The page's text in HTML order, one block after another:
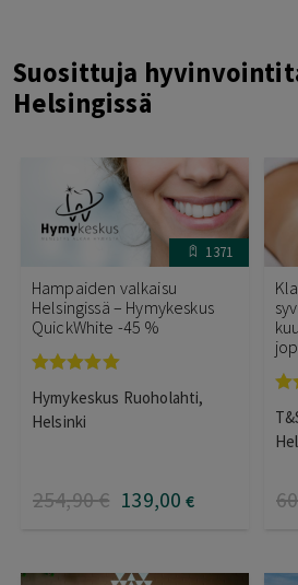
Suosittuja
Helsingissä
1371
Hampaiden valkaisu
Helsingissä – Hymykeskus
QuickWhite -45 %
tuotteesta:
5.00/ 5
Hymykeskus Ruoholahti,
Helsinki
254,90€ 139,00 € 60